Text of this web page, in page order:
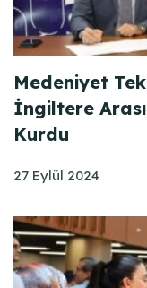
Medeniyet
İngiltere
Kurdu
27 Eylül 2024